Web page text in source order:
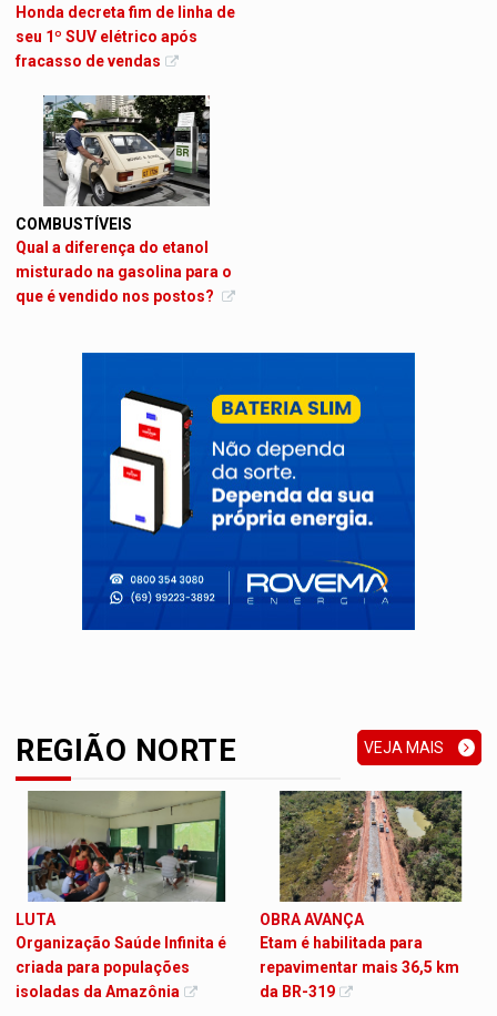
Honda decreta fim de linha de
seu 1º SUV elétrico após
fracasso de vendas
COMBUSTÍVEIS
Qual a diferença do etanol
misturado na gasolina para o
que é vendido nos postos?
REGIÃO NORTE VEJA MAIS
LUTA
Organização Saúde Infinita é
criada para populações
isoladas da Amazônia
OBRA AVANÇA
Etam é habilitada para
repavimentar mais 36,5 km
da BR-319